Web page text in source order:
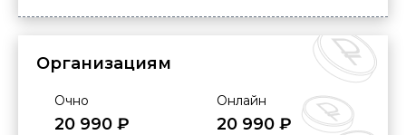
Организациям
Очно
20 990 ₽
Онлайн
20 990 ₽